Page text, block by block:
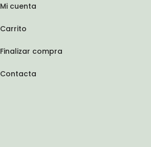
Mi cuenta
Carrito
Finalizar compra
Contacta